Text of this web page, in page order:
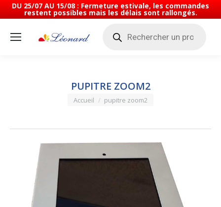
DU 25/07 AU 15/08 : Fermeture estivale, les commandes
restent possibles mais les délais sont rallongés.
produits
PUPITRE ZOOM2
Vous êtes ici :
Accueil pupitre zoom2